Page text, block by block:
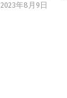
2023年8月9日